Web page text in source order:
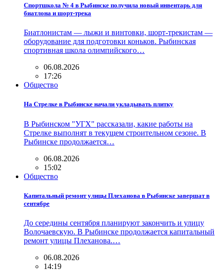
Спортшкола № 4 в Рыбинске получила новый инвентарь для
биатлона и шорт-трека
Биатлонистам — лыжи и винтовки, шорт-трекистам —
оборудование для подготовки коньков. Рыбинская
спортивная школа олимпийского…
06.08.2026
17:26
Общество
На Стрелке в Рыбинске начали укладывать плитку
В Рыбинском "УГХ" рассказали, какие работы на
Стрелке выполнят в текущем строительном сезоне. В
Рыбинске продолжается…
06.08.2026
15:02
Общество
Капитальный ремонт улицы Плеханова в Рыбинске завершат в
сентябре
До середины сентября планируют закончить и улицу
Волочаевскую. В Рыбинске продолжается капитальный
ремонт улицы Плеханова.…
06.08.2026
14:19